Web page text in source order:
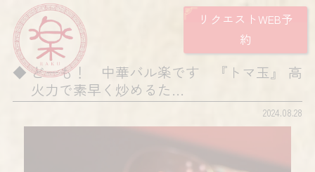
リクエストWEB予
約
どーも！ 中華バル楽です 『トマ玉』 高
火力で素早く炒めるた…
2024.08.28